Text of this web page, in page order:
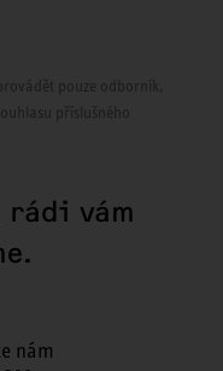
pouze odborník,
příslušného
rádi vám
nám